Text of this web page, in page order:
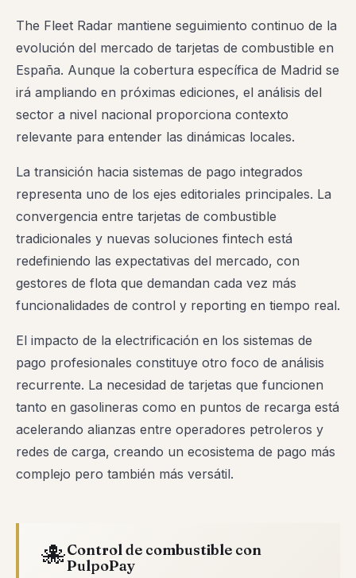
The Fleet Radar mantiene seguimiento continuo de la
evolución del mercado de tarjetas de combustible en
España. Aunque la cobertura específica de Madrid se
irá ampliando en próximas ediciones, el análisis del
sector a nivel nacional proporciona contexto
relevante para entender las dinámicas locales.
La transición hacia sistemas de pago integrados
representa uno de los ejes editoriales principales. La
convergencia entre tarjetas de combustible
tradicionales y nuevas soluciones fintech está
redefiniendo las expectativas del mercado, con
gestores de flota que demandan cada vez más
funcionalidades de control y reporting en tiempo real.
El impacto de la electrificación en los sistemas de
pago profesionales constituye otro foco de análisis
recurrente. La necesidad de tarjetas que funcionen
tanto en gasolineras como en puntos de recarga está
acelerando alianzas entre operadores petroleros y
redes de carga, creando un ecosistema de pago más
complejo pero también más versátil.
🐙Control de combustible con
PulpoPay